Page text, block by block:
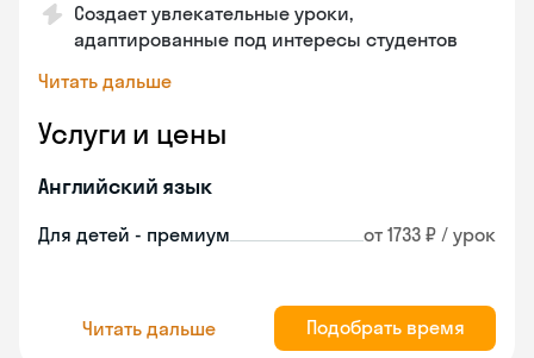
Создает увлекательные уроки,
адаптированные под интересы студентов
Читать дальше
Услуги и цены
Английский язык
Для детей - премиум от 1733 ₽ / урок
Читать дальше Подобрать время